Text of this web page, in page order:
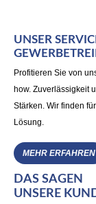
UNSER
Profitieren Sie von
how. Zuverlässigkeit
Stärken. Wir finden
Lösung.
MEHR ERFAHREN
DAS SAGEN
UNSERE